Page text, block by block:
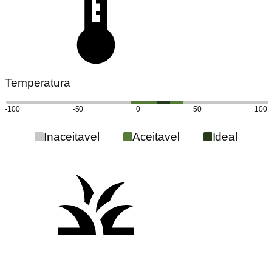
Temperatura
-100 -50 0 50 100
Inaceitavel Aceitavel Ideal